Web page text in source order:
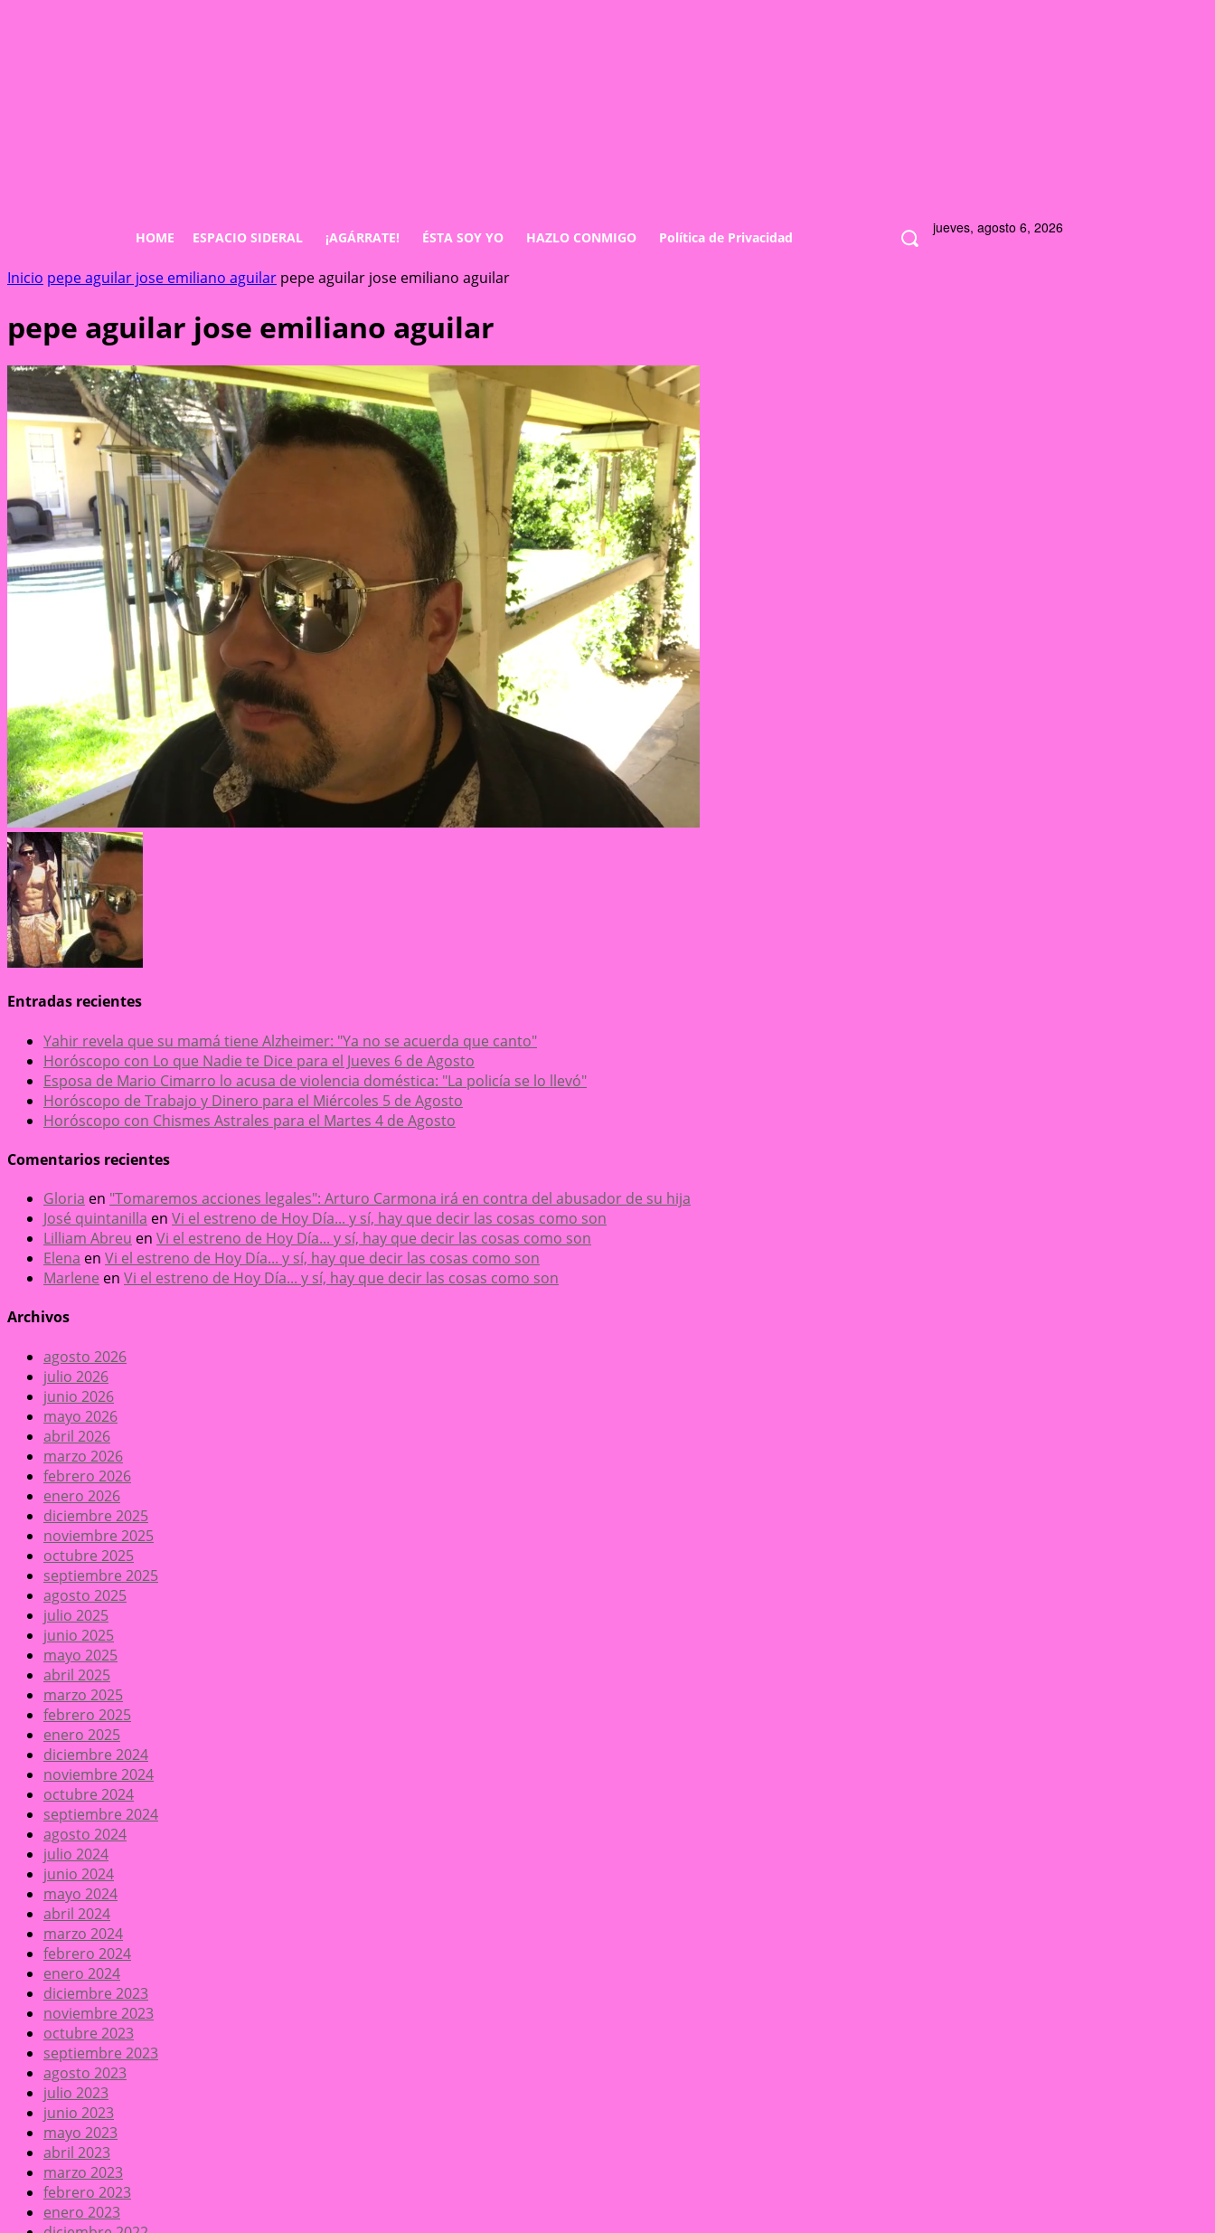
jueves, agosto 6, 2026
HOME ESPACIO SIDERAL ¡AGÁRRATE! ÉSTA SOY YO HAZLO CONMIGO Política de Privacidad
Inicio pepe aguilar jose emiliano aguilar pepe aguilar jose emiliano aguilar
pepe aguilar jose emiliano aguilar
Entradas recientes
Yahir revela que su mamá tiene Alzheimer: "Ya no se acuerda que canto"
Horóscopo con Lo que Nadie te Dice para el Jueves 6 de Agosto
Esposa de Mario Cimarro lo acusa de violencia doméstica: "La policía se lo llevó"
Horóscopo de Trabajo y Dinero para el Miércoles 5 de Agosto
Horóscopo con Chismes Astrales para el Martes 4 de Agosto
Comentarios recientes
Gloria en "Tomaremos acciones legales": Arturo Carmona irá en contra del abusador de su hija
José quintanilla en Vi el estreno de Hoy Día... y sí, hay que decir las cosas como son
Lilliam Abreu en Vi el estreno de Hoy Día... y sí, hay que decir las cosas como son
Elena en Vi el estreno de Hoy Día... y sí, hay que decir las cosas como son
Marlene en Vi el estreno de Hoy Día... y sí, hay que decir las cosas como son
Archivos
agosto 2026
julio 2026
junio 2026
mayo 2026
abril 2026
marzo 2026
febrero 2026
enero 2026
diciembre 2025
noviembre 2025
octubre 2025
septiembre 2025
agosto 2025
julio 2025
junio 2025
mayo 2025
abril 2025
marzo 2025
febrero 2025
enero 2025
diciembre 2024
noviembre 2024
octubre 2024
septiembre 2024
agosto 2024
julio 2024
junio 2024
mayo 2024
abril 2024
marzo 2024
febrero 2024
enero 2024
diciembre 2023
noviembre 2023
octubre 2023
septiembre 2023
agosto 2023
julio 2023
junio 2023
mayo 2023
abril 2023
marzo 2023
febrero 2023
enero 2023